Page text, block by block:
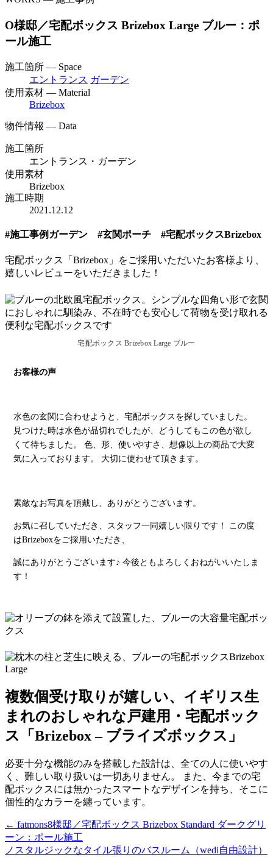
O様邸／宅配ボックス Brizebox Large ブルー：ポ
ール施工
施工箇所 — Space
エントランス ガーデン
使用素材 — Material
Brizebox
物件情報 — Data
施工箇所
エントランス・ガーデン
使用素材
Brizebox
施工時期
2021.12.12
#施工事例ガーデン #玄関ポーチ #宅配ボックスBrizebox
宅配ボックス「Brizebox」をご採用いただいたお客様より、
嬉しいレビューをいただきました！
宅配ボックス Brizebox Large ブルー
お客様の声
水色の玄関に合わせようと、宅配ボックスを探していました。
見つけた時は水色が品切れでしたが、どうしてもこの色が欲し
くて待ちました。 色、形、使いやすさ、想像以上の商品で大変
気に入っております。 大切に使わせて頂きます。
素敵なお写真を頂戴し、ありがとうございます。
お気に召していただき、スタッフ一同嬉しい限りです！ この度
はBrizeboxをご採用いただき、
誠にありがとうございます♪ 今後ともよろしくおねがいいたしま
す！
複数個受け取りが嬉しい、イギリス生
まれのおしゃれな戸建用・宅配ボック
ス「Brizebox – ブライズボックス」
必要十分な機能のみを搭載した設計は、全ての人に使いやす
く、難しい取り扱いは一切ありません。 また、今までの宅
配ボックスには無かったスマートなデザインを持ち、そこに
個性的なカラーを纏っています。
← fatmons8様邸／宅配ボックス Brizebox Standard ダークグリ
ーン：ポール施工
ノスタルジックなタイル張りのバスルーム（wedi自由設計）